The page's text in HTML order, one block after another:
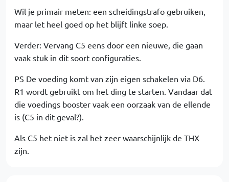
Wil je primair meten: een scheidingstrafo gebruiken,
maar let heel goed op het blijft linke soep.
Verder: Vervang C5 eens door een nieuwe, die gaan
vaak stuk in dit soort configuraties.
PS De voeding komt van zijn eigen schakelen via D6.
R1 wordt gebruikt om het ding te starten. Vandaar dat
die voedings booster vaak een oorzaak van de ellende
is (C5 in dit geval?).
Als C5 het niet is zal het zeer waarschijnlijk de THX
zijn.